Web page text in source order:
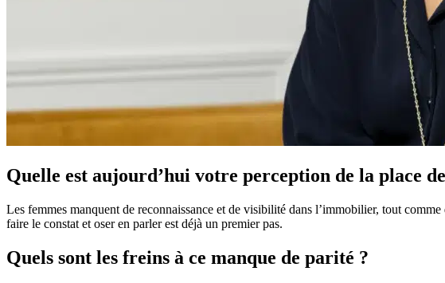
Quelle est aujourd’hui votre perception de la place
Les femmes manquent de reconnaissance et de visibilité dans l’immobilier, tout
faire le constat et oser en parler est déjà un premier pas.
Quels sont les freins à ce manque de parité ?